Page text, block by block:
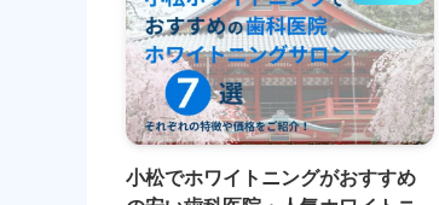
小松でホワイトニングがおすすめ